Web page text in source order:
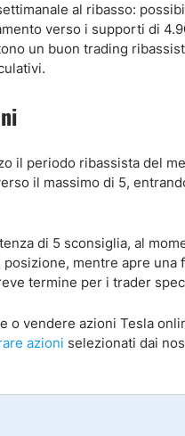
al ribasso:
verso i supporti di
un buon trading
il periodo ribassista del
il massimo di 5,
di 5 sconsiglia, al
mentre apre una
termine per i trader
o vendere azioni Tesla
azioni selezionati dai